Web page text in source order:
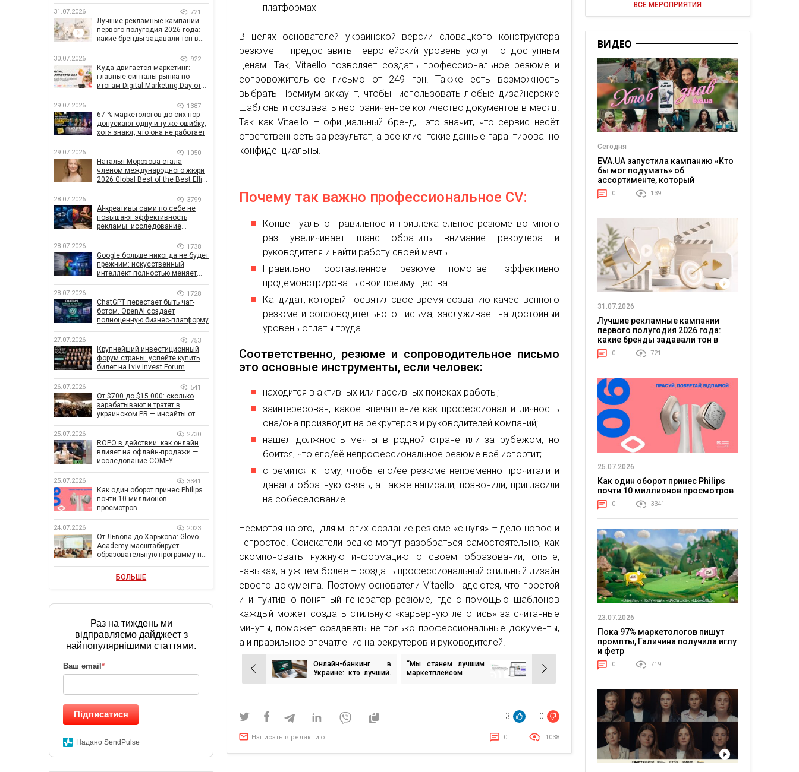
платформах
В целях основателей украинской версии словацкого конструктора
резюме – предоставить европейский уровень услуг по доступным
ценам. Так, Vitaello позволяет создать профессиональное резюме и
сопровожительное письмо от 249 грн. Также есть возможность
выбрать Премиум аккаунт, чтобы использовать любые дизайнерские
шаблоны и создавать неограниченное количество документов в месяц.
Так как Vitaello – официальный бренд, это значит, что сервис несёт
ответственность за результат, а все клиентские данные гарантированно
конфиденциальны.
Почему так важно профессиональное CV:
Концептуально правильное и привлекательное резюме во много
раз увеличивает шанс обратить внимание рекрутера и
руководителя и найти работу своей мечты.
Правильно составленное резюме помогает эффективно
продемонстрировать свои преимущества.
Кандидат, который посвятил своё время созданию качественного
резюме и сопроводительного письма, заслуживает на достойный
уровень оплаты труда
Соответственно, резюме и сопроводительное письмо
это основные инструменты, если человек:
находится в активных или пассивных поисках работы;
заинтересован, какое впечатление как профессионал и личность
она/она производит на рекрутеров и руководителей компаний;
нашёл должность мечты в родной стране или за рубежом, но
боится, что его/её непрофессиональное резюме всё испортит;
стремится к тому, чтобы его/её резюме непременно прочитали и
давали обратную связь, а также написали, позвонили, пригласили
на собеседование.
Несмотря на это, для многих создание резюме «с нуля» – дело новое и
непростое. Соискатели редко могут разобраться самостоятельно, как
скомпоновать нужную информацию о своём образовании, опыте,
навыках, а уж тем более – создать профессиональный стильный дизайн
своего документа. Поэтому основатели Vitaello надеются, что простой
и интуитивно понятный генератор резюме, где с помощью шаблонов
каждый может создать стильную «карьерную летопись» за считанные
минуты, поможет создавать не только профессиональные документы,
а и правильное впечатление на рекрутеров и руководителей.
Навигация
по
Онлайн-банкинг в
Украине: кто лучший.
“Мы станем лучшим
маркетплейсом
3 0
Написать в редакцию 0 1038
31.07.2026 721
Лучшие рекламные кампании
первого полугодия 2026 года:
какие бренды задавали тон в
30.07.2026 922
Куда двигается маркетинг:
главные сигналы рынка по
итогам Digital Marketing Day от
29.07.2026 1387
67 % маркетологов до сих пор
допускают одну и ту же ошибку,
хотя знают, что она не работает
29.07.2026 1050
Наталья Морозова стала
членом международного жюри
2026 Global Best of the Best Effie
28.07.2026 3799
AI-креативы сами по себе не
повышают эффективность
рекламы: исследование
влияет на эффективность
кампаний
28.07.2026 1738
Google больше никогда не будет
прежним: искусственный
интеллект полностью меняет
28.07.2026 1728
ChatGPT перестает быть чат-
ботом. OpenAI создает
полноценную бизнес-платформу
27.07.2026 753
Крупнейший инвестиционный
форум страны: успейте купить
билет на Lviv Invest Forum
26.07.2026 541
От $700 до $15 000: сколько
зарабатывают и тратят в
украинском PR — инсайты от
25.07.2026 2730
ROPO в действии: как онлайн
влияет на офлайн-продажи —
исследование COMFY
25.07.2026 3341
Как один оборот принес Philips
почти 10 миллионов
просмотров
24.07.2026 2023
От Львова до Харькова: Glovo
Academy масштабирует
образовательную программу по
бизнеса
БОЛЬШЕ
Раз на тиждень ми
відправляємо дайджест з
найпопулярнішими статтями.
Ваш email *
Підписатися
Надано SendPulse
ВСЕ МЕРОПРИЯТИЯ
ВИДЕО
Сегодня
EVA.UA запустила кампанию «Кто
бы мог подумать» об
ассортименте, который
покупатели не ожидают увидеть
на платформе
0 139
31.07.2026
Лучшие рекламные кампании
первого полугодия 2026 года:
какие бренды задавали тон в
отрасли
0 721
25.07.2026
Как один оборот принес Philips
почти 10 миллионов просмотров
0 3341
23.07.2026
Пока 97% маркетологов пишут
промпты, Галичина получила иглу
и фетр
0 719